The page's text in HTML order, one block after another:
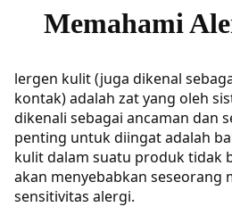
Memahami
lergen kulit (juga dikenal
kontak) adalah zat yang oleh
dikenali sebagai ancaman dan
penting untuk diingat adalah
kulit dalam suatu produk tidak
akan menyebabkan seseorang
sensitivitas alergi.